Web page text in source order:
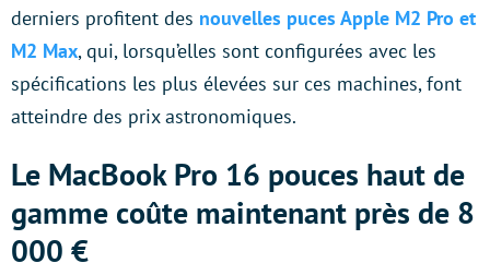
derniers profitent des nouvelles puces Apple M2 Pro et
M2 Max, qui, lorsqu’elles sont configurées avec les
spécifications les plus élevées sur ces machines, font
atteindre des prix astronomiques.
Le MacBook Pro 16 pouces haut de
gamme coûte maintenant près de 8
000 €